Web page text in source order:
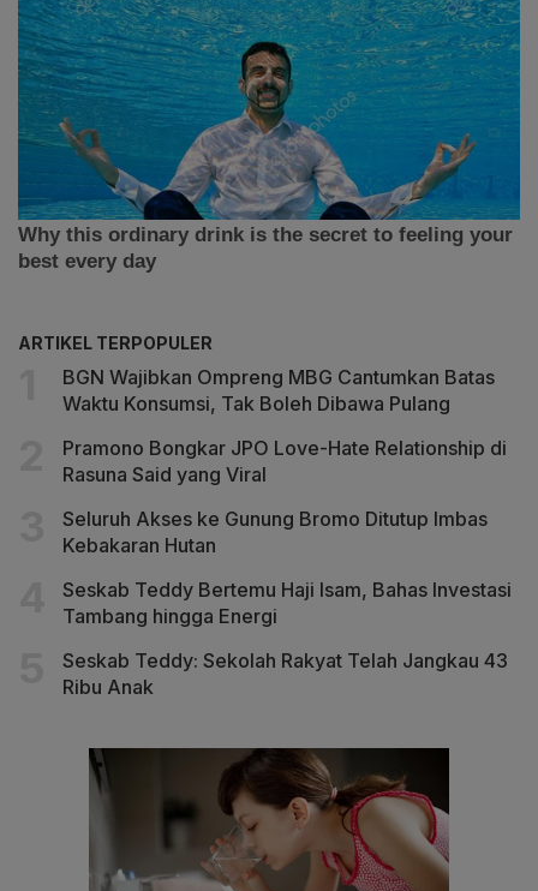
ARTIKEL TERPOPULER
BGN Wajibkan Ompreng MBG Cantumkan Batas
Waktu Konsumsi, Tak Boleh Dibawa Pulang
Pramono Bongkar JPO Love-Hate Relationship di
Rasuna Said yang Viral
Seluruh Akses ke Gunung Bromo Ditutup Imbas
Kebakaran Hutan
Seskab Teddy Bertemu Haji Isam, Bahas Investasi
Tambang hingga Energi
Seskab Teddy: Sekolah Rakyat Telah Jangkau 43
Ribu Anak